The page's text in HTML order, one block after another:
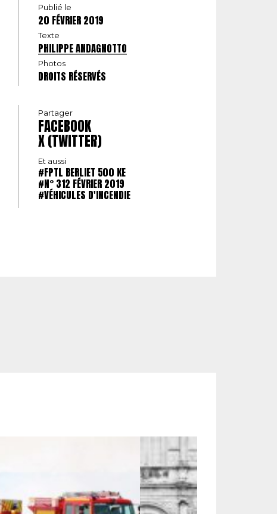
Publié le
20 FÉVRIER 2019
Texte
PHILIPPE ANDAGNOTTO
Photos
DROITS RÉSERVÉS
Partager
FACEBOOK
X (TWITTER)
Et aussi
#FPTL BERLIET 500 KE
#N° 312 FÉVRIER 2019
#VÉHICULES D'INCENDIE